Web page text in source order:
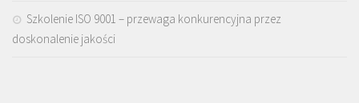
Szkolenie ISO 9001 – przewaga konkurencyjna przez
doskonalenie jakości